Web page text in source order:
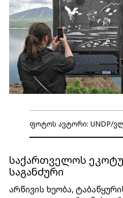
ფოტოს ავტორი: UNDP/
საქართველოს
საგანძური
არწივის ხეობა,